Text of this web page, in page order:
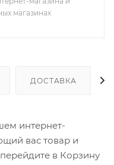
магазинах
ДОСТАВКА
интернет-
вас товар и
в Корзину